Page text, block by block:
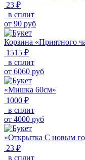
23 ₽
в сплит
от 90 руб
Корзина «Приятного
1515 ₽
в сплит
от 6060 руб
«Мишка 60см»
1000 ₽
в сплит
от 4000 руб
«Открытка С новым
23 ₽
в сплит